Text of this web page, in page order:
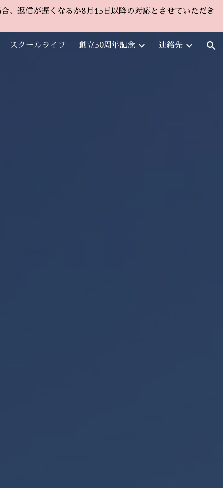
、返信が遅くなるか8月15日以降の対応とさせていただき
スクールライフ 創立50周年記念 連絡先